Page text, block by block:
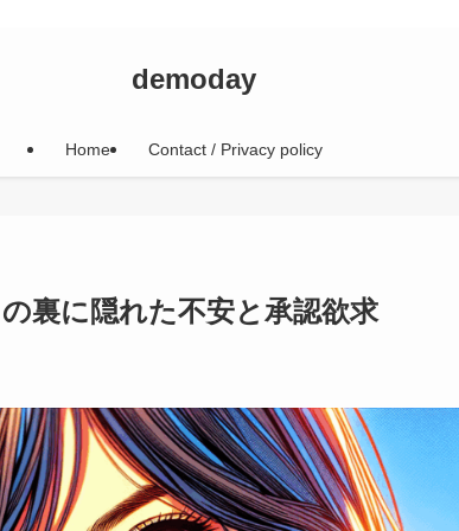
demoday
Home Contact / Privacy policy
裏に隠れた不安と承認欲求